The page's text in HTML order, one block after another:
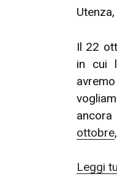
Il 22
in cui
ottobre,
Leggi